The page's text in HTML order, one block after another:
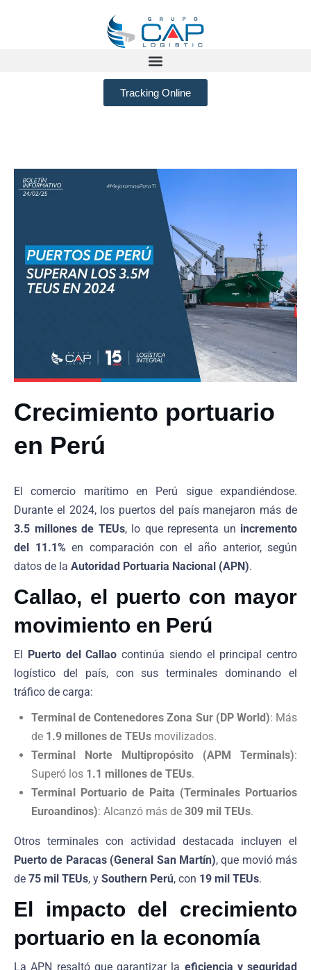
Tracking Online
Crecimiento portuario
en Perú
El comercio marítimo en Perú sigue expandiéndose.
Durante el 2024, los puertos del país manejaron más de
3.5 millones de TEUs, lo que representa un incremento
del 11.1% en comparación con el año anterior, según
datos de la Autoridad Portuaria Nacional (APN).
Callao, el puerto con mayor
movimiento en Perú
El Puerto del Callao continúa siendo el principal centro
logístico del país, con sus terminales dominando el
tráfico de carga:
Terminal de Contenedores Zona Sur (DP World): Más
de 1.9 millones de TEUs movilizados.
Terminal Norte Multipropósito (APM Terminals):
Superó los 1.1 millones de TEUs.
Terminal Portuario de Paita (Terminales Portuarios
Euroandinos): Alcanzó más de 309 mil TEUs.
Otros terminales con actividad destacada incluyen el
Puerto de Paracas (General San Martín), que movió más
de 75 mil TEUs, y Southern Perú, con 19 mil TEUs.
El impacto del crecimiento
portuario en la economía
La APN resaltó que garantizar la eficiencia y seguridad